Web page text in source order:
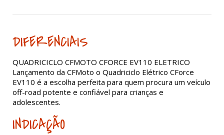
DIFERENCIAIS
QUADRICICLO CFMOTO CFORCE EV110 ELETRICO
Lançamento da CFMoto o Quadriciclo Elétrico CForce
EV110 é a escolha perfeita para quem procura um veículo
off-road potente e confiável para crianças e
adolescentes.
INDICAÇÃO